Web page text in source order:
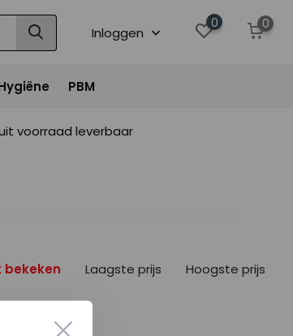
Inloggen
0 0
PBM
voorraad leverbaar
bekeken Laagste prijs Hoogste prijs